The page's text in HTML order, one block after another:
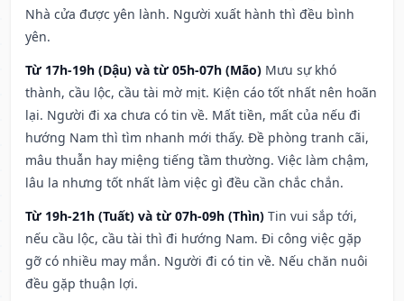
Nhà cửa được yên lành. Người xuất hành thì đều bình
yên.
Từ 17h-19h (Dậu) và từ 05h-07h (Mão) Mưu sự khó
thành, cầu lộc, cầu tài mờ mịt. Kiện cáo tốt nhất nên hoãn
lại. Người đi xa chưa có tin về. Mất tiền, mất của nếu đi
hướng Nam thì tìm nhanh mới thấy. Đề phòng tranh cãi,
mâu thuẫn hay miệng tiếng tầm thường. Việc làm chậm,
lâu la nhưng tốt nhất làm việc gì đều cần chắc chắn.
Từ 19h-21h (Tuất) và từ 07h-09h (Thìn) Tin vui sắp tới,
nếu cầu lộc, cầu tài thì đi hướng Nam. Đi công việc gặp
gỡ có nhiều may mắn. Người đi có tin về. Nếu chăn nuôi
đều gặp thuận lợi.